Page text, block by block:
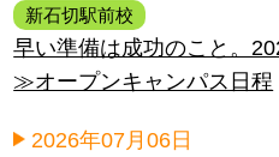
新石切駅前校
早い準備は成功のこと。
≫オープンキャンパス日程
2026年07月06日